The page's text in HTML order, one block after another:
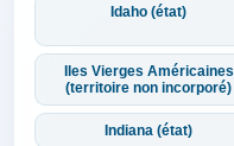
Idaho (état)
Iles Vierges Américaines
(territoire non incorporé)
Indiana (état)